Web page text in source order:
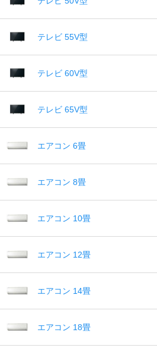
テレビ 55V型
テレビ 60V型
テレビ 65V型
エアコン 6畳
エアコン 8畳
エアコン 10畳
エアコン 12畳
エアコン 14畳
エアコン 18畳